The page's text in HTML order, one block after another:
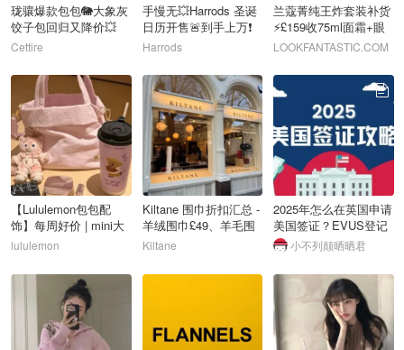
珑骧爆款包包🐘大象灰
饺子包回归又降价💥
£77入！
Cettire
手慢无💥Harrods 圣诞
日历开售🚨到手上万❗️
抢到就赚❗️
Harrods
兰蔻菁纯王炸套装补货
⚡️£159收75ml面霜+眼
霜+精华
LOOKFANTASTIC.COM
【Lululemon包包配
饰】每周好价 | mini大
肠包£49
lululemon
35
Kiltane 围巾折扣汇总 -
羊绒围巾£49、羊毛围
巾£13
Kiltane
2025年怎么在英国申请
美国签证？EVUS登记
预计10月1日开始收
小不列颠晒晒君